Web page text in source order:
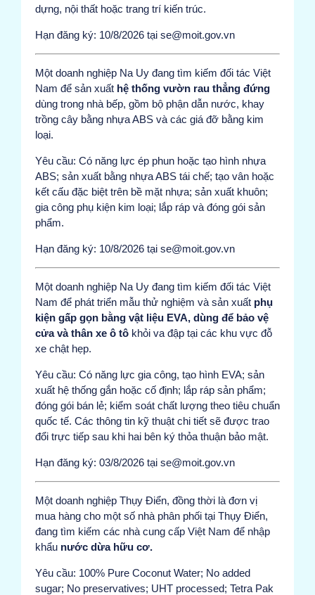
dựng, nội thất hoặc trang trí kiến trúc.
Hạn đăng ký: 10/8/2026 tại se@moit.gov.vn
Một doanh nghiệp Na Uy đang tìm kiếm đối tác Việt
Nam để sản xuất hệ thống vườn rau thẳng đứng
dùng trong nhà bếp, gồm bộ phận dẫn nước, khay
trồng cây bằng nhựa ABS và các giá đỡ bằng kim
loại.
Yêu cầu: Có năng lực ép phun hoặc tạo hình nhựa
ABS; sản xuất bằng nhựa ABS tái chế; tạo vân hoặc
kết cấu đặc biệt trên bề mặt nhựa; sản xuất khuôn;
gia công phụ kiện kim loại; lắp ráp và đóng gói sản
phẩm.
Hạn đăng ký: 10/8/2026 tại se@moit.gov.vn
Một doanh nghiệp Na Uy đang tìm kiếm đối tác Việt
Nam để phát triển mẫu thử nghiệm và sản xuất phụ
kiện gấp gọn bằng vật liệu EVA, dùng để bảo vệ
cửa và thân xe ô tô khỏi va đập tại các khu vực đỗ
xe chật hẹp.
Yêu cầu: Có năng lực gia công, tạo hình EVA; sản
xuất hệ thống gắn hoặc cố định; lắp ráp sản phẩm;
đóng gói bán lẻ; kiểm soát chất lượng theo tiêu chuẩn
quốc tế. Các thông tin kỹ thuật chi tiết sẽ được trao
đổi trực tiếp sau khi hai bên ký thỏa thuận bảo mật.
Hạn đăng ký: 03/8/2026 tại se@moit.gov.vn
Một doanh nghiệp Thụy Điển, đồng thời là đơn vị
mua hàng cho một số nhà phân phối tại Thụy Điển,
đang tìm kiếm các nhà cung cấp Việt Nam để nhập
khẩu nước dừa hữu cơ.
Yêu cầu: 100% Pure Coconut Water; No added
sugar; No preservatives; UHT processed; Tetra Pak